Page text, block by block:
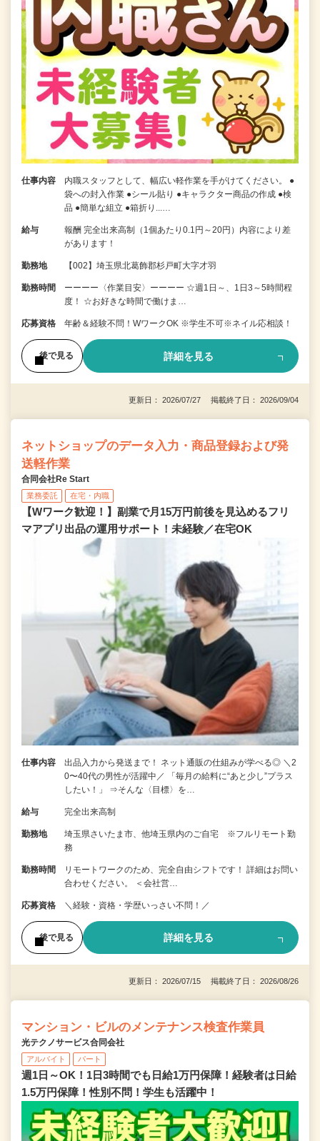
仕事内容
内職スタッフとして、幅広い軽作業を手がけてください。 ●
袋への封入作業 ●シール貼り ●キャラクター商品の作成 ●検
品 ●簡単な組立 ●箱折り...…
給与
報酬 完全出来高制（1個あたり0.1円～20円）内容により差
があります！
勤務地 【002】埼玉県北葛飾郡杉戸町大字才羽
勤務時間
ーーーー〈作業目安〉ーーーー ☆週1日～、1日3～5時間程
度！ ☆お好きな時間で働けま…
応募資格 年齢＆経験不問！WワークOK ※学生不可※ネイル応相談！
後で見る 詳細を見る
更新日： 2026/07/27 掲載終了日： 2026/09/04
ネットショップのデータ入力・商品登録および発
送軽作業
合同会社Re Start
業務委託 在宅・内職
【Wワーク歓迎！】副業で月15万円前後を見込めるフリ
マアプリ出品の運用サポート！未経験／在宅OK
仕事内容
出品入力から発送まで！ ネット通販の仕組みが学べる◎ ＼2
0〜40代の男性が活躍中／ 「毎月の給料に“あと少し”プラス
したい！」 ⇒そんな〈目標〉を…
給与 完全出来高制
勤務地
埼玉県さいたま市、他埼玉県内のご自宅 ※フルリモート勤
務
勤務時間
リモートワークのため、完全自由シフトです！ 詳細はお問い
合わせください。 ＜会社営…
応募資格 ＼経験・資格・学歴いっさい不問！／
後で見る 詳細を見る
更新日： 2026/07/15 掲載終了日： 2026/08/26
マンション・ビルのメンテナンス検査作業員
光テクノサービス合同会社
アルバイト パート
週1日～OK！1日3時間でも日給1万円保障！経験者は日給
1.5万円保障！性別不問！学生も活躍中！